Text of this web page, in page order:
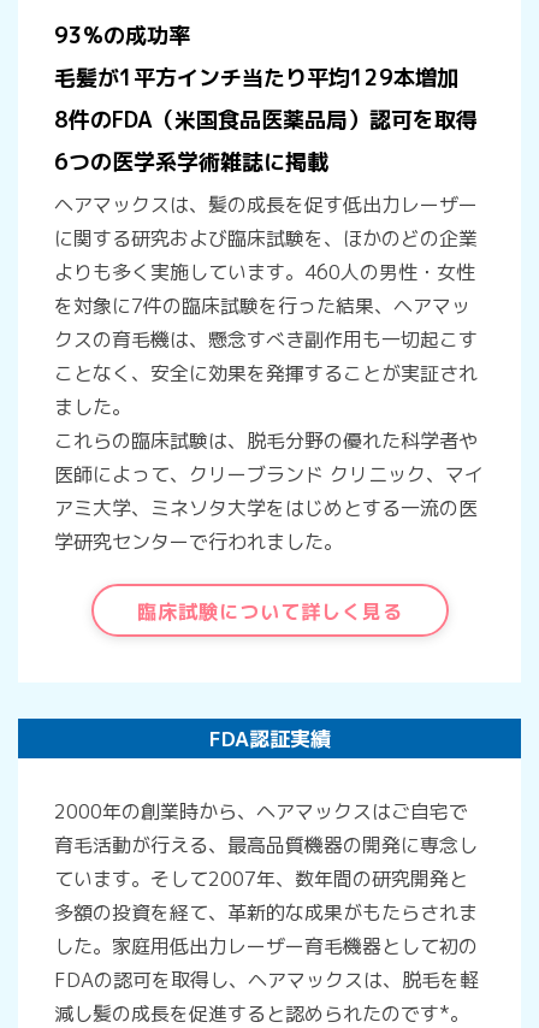
93%の成功率
毛髪が1平方インチ当たり平均129本増加
8件のFDA（米国食品医薬品局）認可を取得
6つの医学系学術雑誌に掲載
ヘアマックスは、髪の成長を促す低出力レーザー
に関する研究および臨床試験を、ほかのどの企業
よりも多く実施しています。460人の男性・女性
を対象に7件の臨床試験を行った結果、ヘアマッ
クスの育毛機は、懸念すべき副作用も一切起こす
ことなく、安全に効果を発揮することが実証され
ました。
これらの臨床試験は、脱毛分野の優れた科学者や
医師によって、クリーブランド クリニック、マイ
アミ大学、ミネソタ大学をはじめとする一流の医
学研究センターで行われました。
臨床試験について詳しく見る
FDA認証実績
2000年の創業時から、ヘアマックスはご自宅で
育毛活動が行える、最高品質機器の開発に専念し
ています。そして2007年、数年間の研究開発と
多額の投資を経て、革新的な成果がもたらされま
した。家庭用低出力レーザー育毛機器として初の
FDAの認可を取得し、ヘアマックスは、脱毛を軽
減し髪の成長を促進すると認められたのです*。